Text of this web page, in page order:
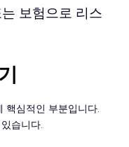
보험으로 리스
핵심적인 부분입니다.
습니다.